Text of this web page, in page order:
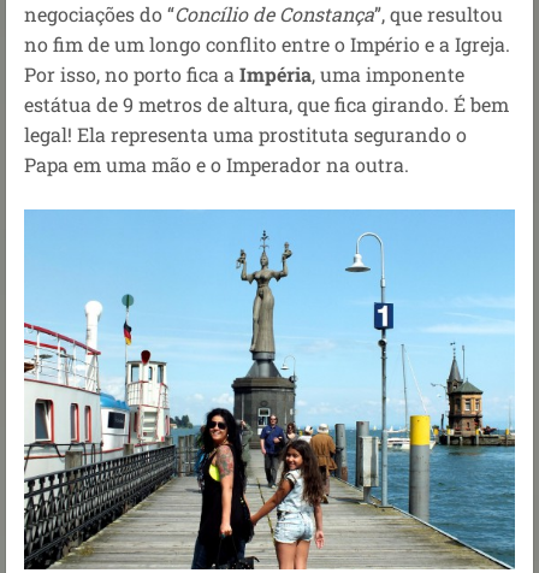
negociações do “Concílio de Constança”, que resultou
no fim de um longo conflito entre o Império e a Igreja.
Por isso, no porto fica a Impéria, uma imponente
estátua de 9 metros de altura, que fica girando. É bem
legal! Ela representa uma prostituta segurando o
Papa em uma mão e o Imperador na outra.